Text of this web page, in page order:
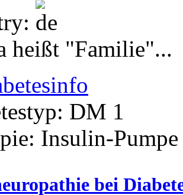
heißt "Familie"...
DM 1
Insulin-Pumpe
bei